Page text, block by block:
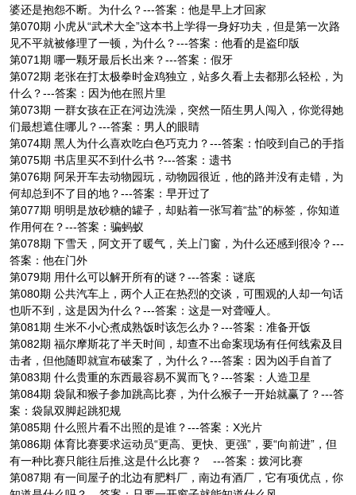
婆还是抱怨不断。为什么？---答案：他是早上才回家
第070期 小虎从“武术大全”这本书上学得一身好功夫，但是第一次路
见不平就被修理了一顿，为什么？---答案：他看的是盗印版
第071期 哪一颗牙最后长出来？---答案：假牙
第072期 老张在打太极拳时金鸡独立，站多久看上去都那么轻松，为
什么？---答案：因为他在照片里
第073期 一群女孩在正在河边洗澡，突然一陌生男人闯入，你觉得她
们最想遮住哪儿？---答案：男人的眼睛
第074期 黑人为什么喜欢吃白色巧克力？---答案：怕咬到自己的手指
第075期 书店里买不到什么书 ?---答案：遗书
第076期 阿呆开车去动物园玩，动物园很近，他的路并没有走错，为
何却总到不了目的地？---答案：早开过了
第077期 明明是放砂糖的罐子，却贴着一张写着“盐”的标签，你知道
作用何在？---答案：骗蚂蚁
第078期 下雪天，阿文开了暖气，关上门窗，为什么还感到很冷？---
答案：他在门外
第079期 用什么可以解开所有的谜？---答案：谜底
第080期 公共汽车上，两个人正在热烈的交谈，可围观的人却一句话
也听不到，这是因为什么？---答案：这是一对聋哑人。
第081期 生米不小心煮成熟饭时该怎么办？---答案：准备开饭
第082期 福尔摩斯花了半天时间，却查不出命案现场有任何线索及目
击者，但他随即就宣布破案了，为什么？---答案：因为凶手自首了
第083期 什么贵重的东西最容易不翼而飞？---答案：人造卫星
第084期 袋鼠和猴子参加跳高比赛，为什么猴子一开始就赢了？---答
案：袋鼠双脚起跳犯规
第085期 什么照片看不出照的是谁？---答案：X光片
第086期 体育比赛要求运动员“更高、更快、更强”，要“向前进”，但
有一种比赛只能往后推,这是什么比赛？ ---答案：拨河比赛
第087期 有一间屋子的北边有肥料厂，南边有酒厂，它有项优点，你